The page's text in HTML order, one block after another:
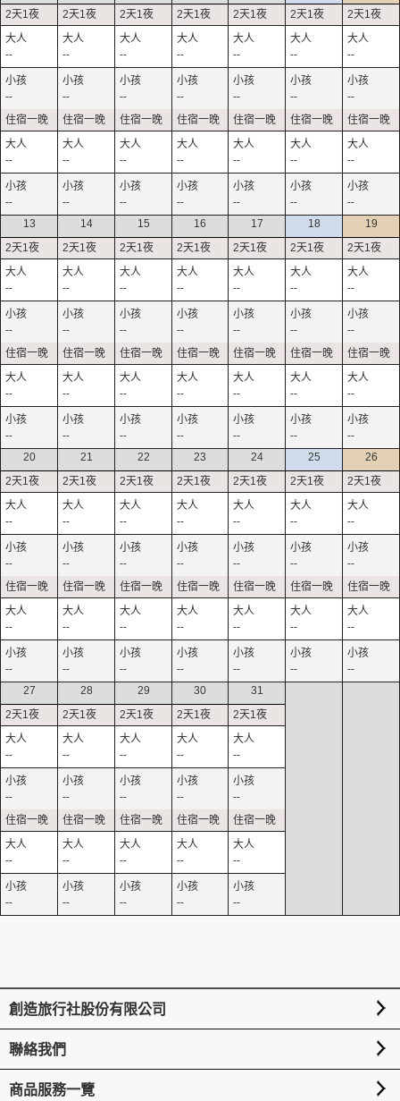
--
--
--
--
--
--
--
--
--
--
--
--
--
--
--
--
--
--
--
--
--
--
--
--
--
--
--
--
13
--
--
--
--
14
--
--
--
--
15
--
--
--
--
16
--
--
--
--
17
--
--
--
--
18
--
--
--
--
19
--
--
--
--
20
--
--
--
--
21
--
--
--
--
22
--
--
--
--
23
--
--
--
--
24
--
--
--
--
25
--
--
--
--
26
--
--
--
--
27
--
--
--
--
28
--
--
--
--
29
--
--
--
--
30
--
--
--
--
31
--
--
--
--
創造旅行社股份有限公司
聯絡我們
商品服務一覽